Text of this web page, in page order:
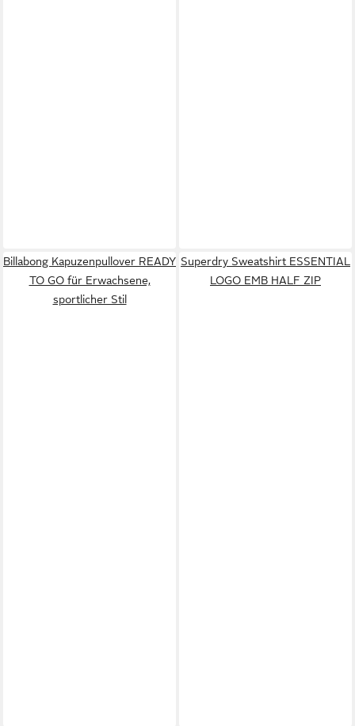
Billabong Kapuzenpullover READY
TO GO für Erwachsene,
sportlicher Stil
Superdry Sweatshirt ESSENTIAL
LOGO EMB HALF ZIP